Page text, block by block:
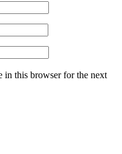
in this browser for the next